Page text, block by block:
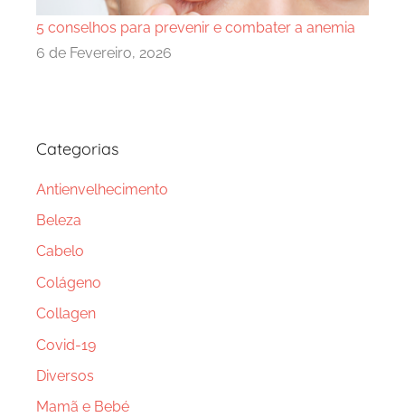
5 conselhos para prevenir e combater a anemia
6 de Fevereiro, 2026
Categorias
Antienvelhecimento
Beleza
Cabelo
Colágeno
Collagen
Covid-19
Diversos
Mamã e Bebé